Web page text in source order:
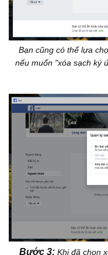
Bạn cũng có thể lựa
nếu muốn "xóa sạch ký
Bước 3: Khi đã chọn